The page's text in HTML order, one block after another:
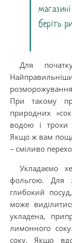
беріть
Для
При такому
природних
водою і трохи
Якщо ж вам
– сміливо
Укладаємо
фольгою. Для
глибокий
може
укладена,
лимонного
соку. Якщо